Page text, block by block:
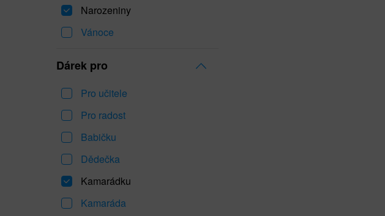
Narozeniny
Vánoce
Dárek pro
Pro učitele
Pro radost
Babičku
Dědečka
Kamarádku
Kamaráda